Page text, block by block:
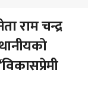
राम चन्द्र